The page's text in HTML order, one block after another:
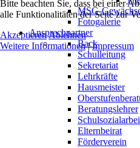
MSG-
Fotogalerie
Ansprechpartner
Back
Schulleitung
Sekretariat
Lehrkräfte
Hausmeister
Beratungslehrer
Elternbeirat
Förderverein
Bitte beachten Sie, dass bei einer
alle Funktionalitäten der Seite zur
AkzeptierenAblehnen
Weitere Informationen|Impressum